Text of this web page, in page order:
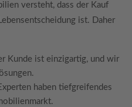
versteht, dass der Kauf
ist. Daher
Kunde ist einzigartig, und wir
haben tiefgreifendes